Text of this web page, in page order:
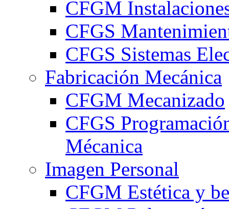
CFGM
CFGS
CFGS Sistemas
Fabricación Mecánica
CFGM Mecanizado
CFGS
Mécanica
Imagen Personal
CFGM Estética y